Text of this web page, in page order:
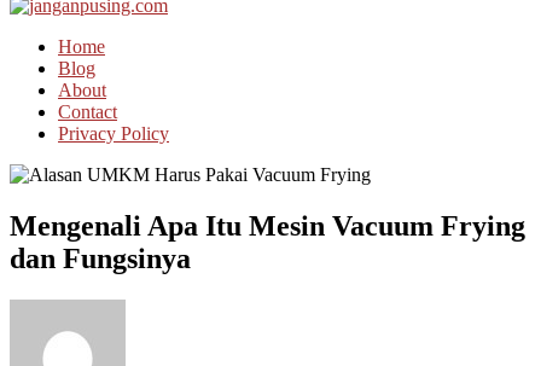
Home
Blog
About
Contact
Privacy Policy
Mengenali Apa Itu Mesin Vacuum Frying
dan Fungsinya